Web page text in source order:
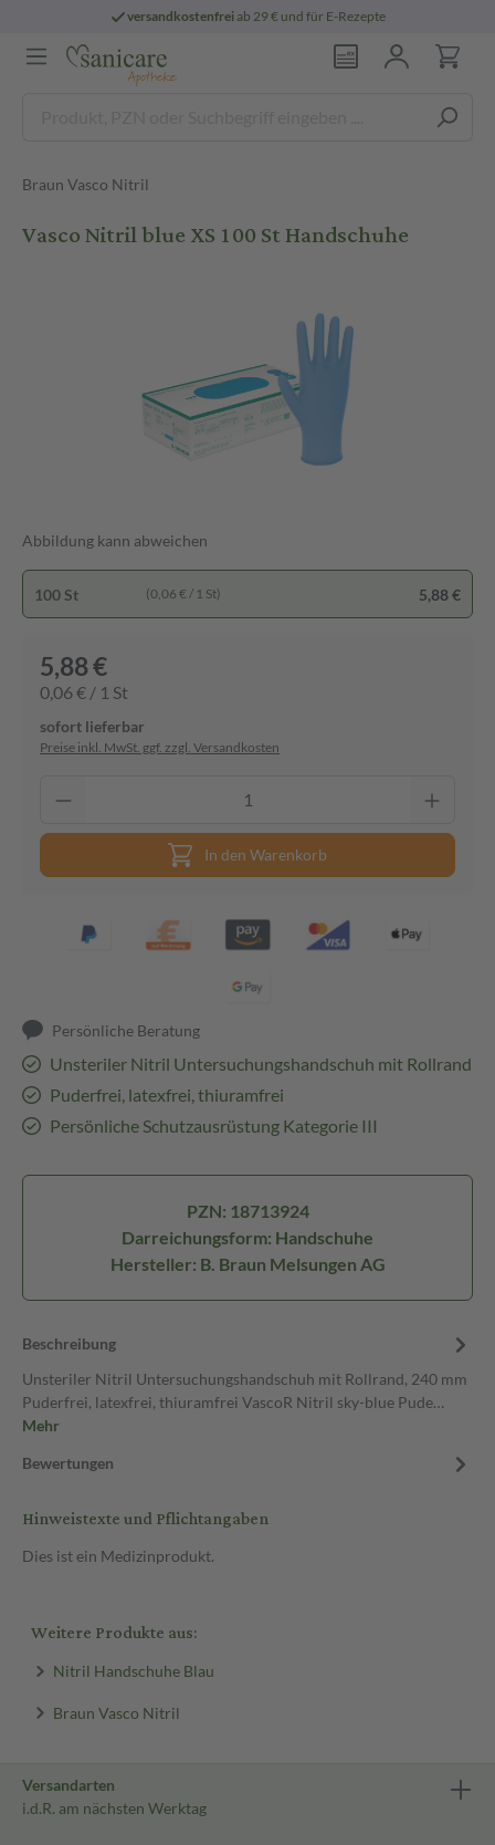
versandkostenfreiab 29 € und für E-Rezepte
Braun Vasco Nitril
Vasco Nitril blue XS 100 St Handschuhe
Abbildung kann abweichen
100 St (0,06 € / 1 St) 5,88 €
5,88 €
0,06 € / 1 St
sofort lieferbar
Preise inkl. MwSt. ggf. zzgl. Versandkosten
In den Warenkorb
Persönliche Beratung
Unsteriler Nitril Untersuchungshandschuh mit Rollrand
Puderfrei, latexfrei, thiuramfrei
Persönliche Schutzausrüstung Kategorie III
PZN: 18713924
Darreichungsform: Handschuhe
Hersteller: B. Braun Melsungen AG
Beschreibung
Unsteriler Nitril Untersuchungshandschuh mit Rollrand, 240 mm
Puderfrei, latexfrei, thiuramfrei VascoR Nitril sky-blue Pude…
Mehr
Bewertungen
Hinweistexte und Pflichtangaben
Dies ist ein Medizinprodukt.
Weitere Produkte aus:
Nitril Handschuhe Blau
Braun Vasco Nitril
Versandarten
i.d.R. am nächsten Werktag